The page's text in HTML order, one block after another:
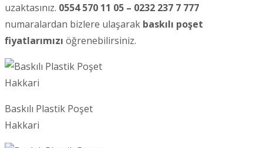
uzaktasınız. 0554 570 11 05 – 0232 237 7 777
numaralardan bizlere ulaşarak baskılı poşet
fiyatlarımızı öğrenebilirsiniz.
Baskılı Plastik Poşet
Hakkari